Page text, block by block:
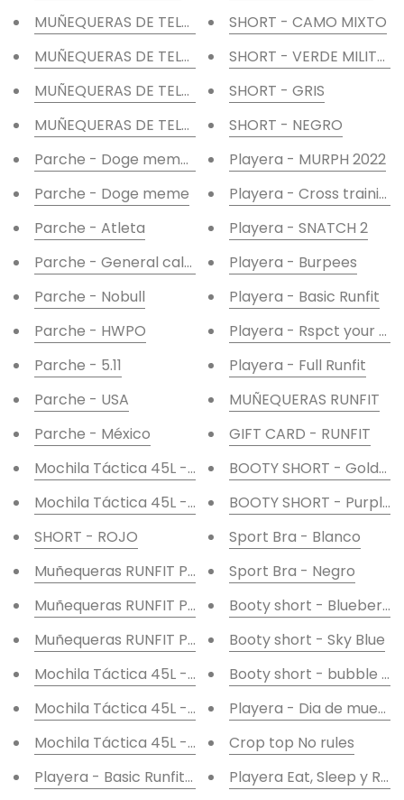
MUÑEQUERAS DE TELA PRO 2.0 - Negras
MUÑEQUERAS DE TELA PRO 2.0 - Rosas
MUÑEQUERAS DE TELA PRO 2.0 - Azules
MUÑEQUERAS DE TELA PRO 2.0 - Rojas
Parche - Doge meme 2
Parche - Doge meme
Parche - Atleta
Parche - General calavera
Parche - Nobull
Parche - HWPO
Parche - 5.11
Parche - USA
Parche - México
Mochila Táctica 45L - Camo navy
Mochila Táctica 45L - Caqui
SHORT - ROJO
Muñequeras RUNFIT PREMIUM - Negras
Muñequeras RUNFIT PREMIUM - Rosas
Muñequeras RUNFIT PREMIUM - Moradas
Mochila Táctica 45L - Verde
Mochila Táctica 45L - Camo selva
Mochila Táctica 45L - Camo caqui
Playera - Basic Runfit ROJA - PERSONALIZADA
SHORT - CAMO MIXTO
SHORT - VERDE MILITAR
SHORT - GRIS
SHORT - NEGRO
Playera - MURPH 2022
Playera - Cross training
Playera - SNATCH 2
Playera - Burpees
Playera - Basic Runfit
Playera - Rspct your
Playera - Full Runfit
MUÑEQUERAS RUNFIT
GIFT CARD - RUNFIT
BOOTY SHORT - Golden
BOOTY SHORT - Purple
Sport Bra - Blanco
Sport Bra - Negro
Booty short - Blueberry
Booty short - Sky Blue
Booty short - bubble
Playera - Dia de
Crop top No rules
Playera Eat, Sleep y